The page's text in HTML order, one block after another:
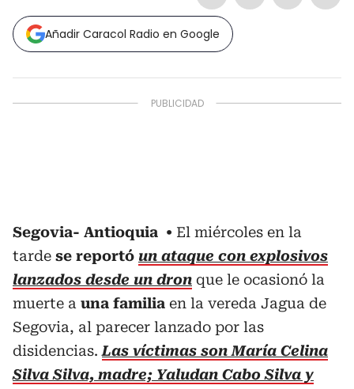
Añadir Caracol Radio en Google
Segovia- Antioquia
El miércoles en la
tarde se reportó un ataque con explosivos
lanzados desde un dron que le ocasionó la
muerte a una familia en la vereda Jagua de
Segovia, al parecer lanzado por las
disidencias.Las víctimas son María Celina
Silva Silva, madre; Yaludan Cabo Silva y